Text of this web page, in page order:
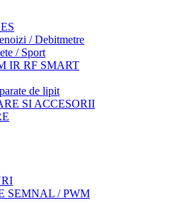
/ Debitmetre
/ Sport
IR RF SMART
de lipit
SI ACCESORII
SEMNAL / PWM